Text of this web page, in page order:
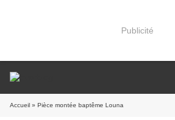
Publicité
Accueil » Pièce montée baptême Louna